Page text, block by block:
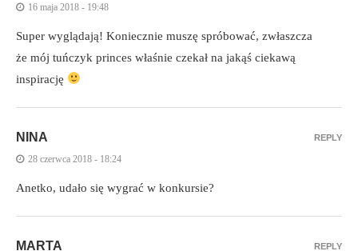
16 maja 2018 - 19:48
Super wyglądają! Koniecznie muszę spróbować, zwłaszcza
że mój tuńczyk princes właśnie czekał na jakąś ciekawą
inspirację
NINA
28 czerwca 2018 - 18:24
Anetko, udało się wygrać w konkursie?
REPLY
MARTA REPLY